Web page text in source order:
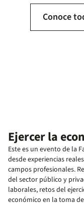
Conoce
Ejercer la
Este es un evento de la
desde experiencias
campos profesionales.
del sector público y
laborales, retos del
económico en la toma